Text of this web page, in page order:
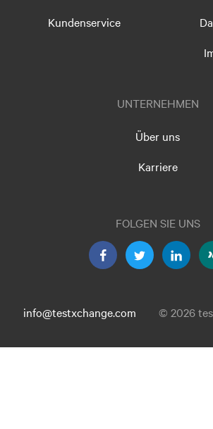
Kundenservice
UNTERNEHMEN
Über uns
Karriere
FOLGEN SIE UNS
info@testxchange.com © 2026